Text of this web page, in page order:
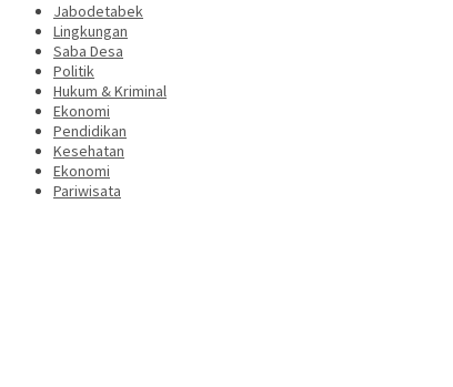
Jabodetabek
Lingkungan
Saba Desa
Politik
Hukum & Kriminal
Ekonomi
Pendidikan
Kesehatan
Ekonomi
Pariwisata